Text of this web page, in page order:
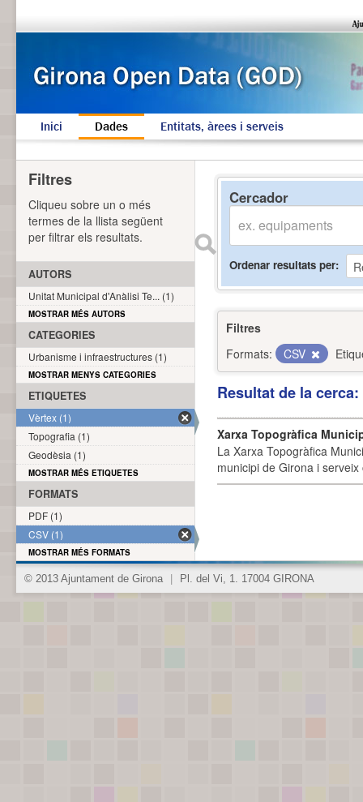
Inici Dades Entitats, àrees i serveis
Cercador
Ordenar resultats per
Filtres
Formats:
CSV
Resultat de la
Xarxa Topogràfica
La Xarxa Topogràfica
municipi de Girona i
Filtres
Cliqueu sobre un o més
termes de la llista següent
per filtrar els resultats.
AUTORS
Unitat Municipal d'Anàlisi Te... (1)
MOSTRAR MÉS AUTORS
CATEGORIES
Urbanisme i infraestructures (1)
MOSTRAR MENYS CATEGORIES
ETIQUETES
Vèrtex (1)
Topografia (1)
Geodèsia (1)
MOSTRAR MÉS ETIQUETES
FORMATS
PDF (1)
CSV (1)
MOSTRAR MÉS FORMATS
© 2013 Ajuntament de Girona Pl. del Vi, 1. 17004 GIRONA